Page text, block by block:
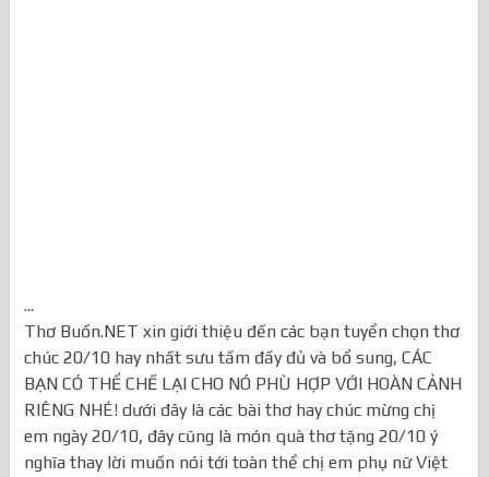
...
Thơ Buồn.NET xin giới thiệu đến các bạn tuyển chọn thơ
chúc 20/10 hay nhất sưu tầm đầy đủ và bổ sung, CÁC
BẠN CÓ THỂ CHẾ LẠI CHO NÓ PHÙ HỢP VỚI HOÀN CẢNH
RIÊNG NHÉ! dưới đây là các bài thơ hay chúc mừng chị
em ngày 20/10, đây cũng là món quà thơ tặng 20/10 ý
nghĩa thay lời muốn nói tới toàn thể chị em phụ nữ Việt